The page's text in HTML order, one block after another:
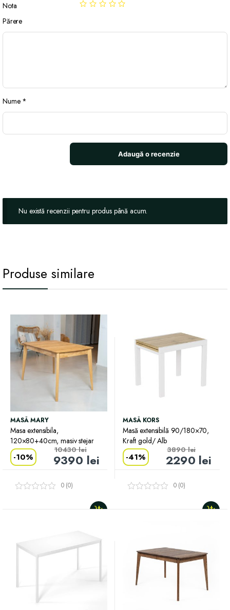
Nota
Părere
Nume *
Nu există recenzii pentru produs până acum.
Produse similare
MASĂ MARY
Masa extensibila,
120×80+40cm, masiv stejar
-10% 9390 lei
10430lei
0 (0)
MASĂ KORS
Masă extensibilă 90/180×70,
Kraft gold/ Alb
-41% 2290 lei
3890lei
0 (0)